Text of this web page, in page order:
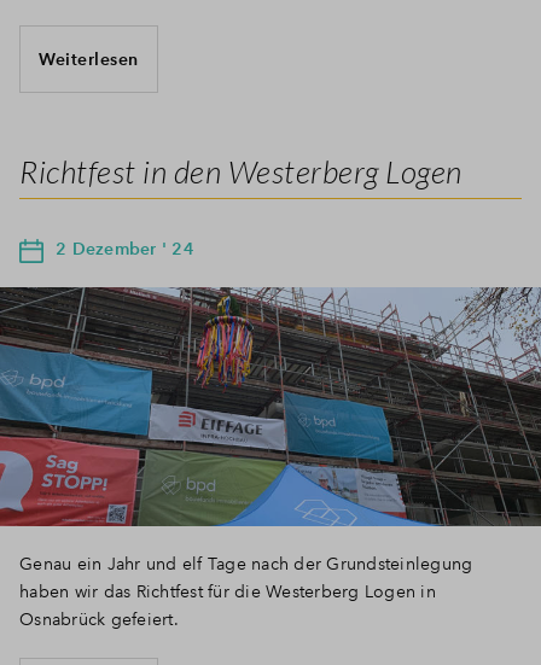
Weiterlesen
Richtfest in den Westerberg Logen
2 Dezember ' 24
Genau ein Jahr und elf Tage nach der Grundsteinlegung
haben wir das Richtfest für die Westerberg Logen in
Osnabrück gefeiert.